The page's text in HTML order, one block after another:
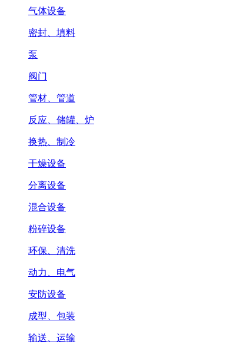
气体设备
密封、填料
泵
阀门
管材、管道
反应、储罐、炉
换热、制冷
干燥设备
分离设备
混合设备
粉碎设备
环保、清洗
动力、电气
安防设备
成型、包装
输送、运输